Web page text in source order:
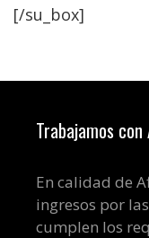
[/su_box]
Trabajamos con
En calidad de
ingresos por
cumplen los